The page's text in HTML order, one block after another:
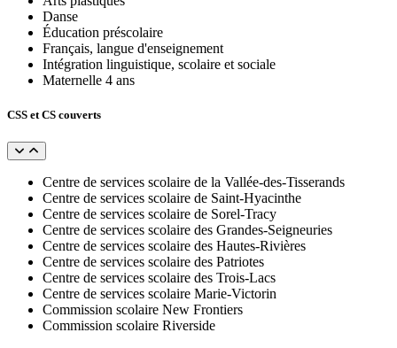
Danse
Éducation préscolaire
Français, langue d'enseignement
Intégration linguistique, scolaire et sociale
Maternelle 4 ans
CSS et CS couverts
Centre de services scolaire de la Vallée-des-Tisserands
Centre de services scolaire de Saint-Hyacinthe
Centre de services scolaire de Sorel-Tracy
Centre de services scolaire des Grandes-Seigneuries
Centre de services scolaire des Hautes-Rivières
Centre de services scolaire des Patriotes
Centre de services scolaire des Trois-Lacs
Centre de services scolaire Marie-Victorin
Commission scolaire New Frontiers
Commission scolaire Riverside